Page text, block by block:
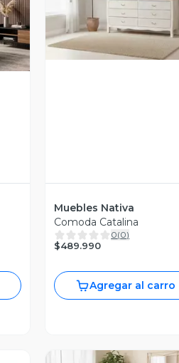
Vista Previa
Muebles Nativa
Comoda Catalina
0(0)
$489.990
Agregar al carro